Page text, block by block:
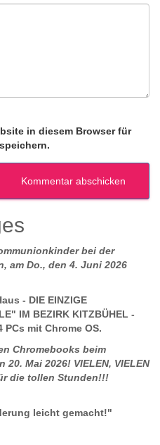
in diesem Browser für
bei der
am Do., den 4. Juni 2026
- DIE EINZIGE
IM BEZIRK KITZBÜHEL -
mit Chrome OS.
Chromebooks beim
Mai 2026! VIELEN, VIELEN
die tollen Stunden!!!
leicht gemacht!"